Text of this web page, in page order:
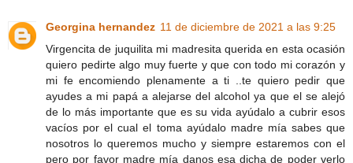
Georgina hernandez 11 de diciembre de 2021 a las 9:25
Virgencita de juquilita mi madresita querida en esta ocasión
quiero pedirte algo muy fuerte y que con todo mi corazón y
mi fe encomiendo plenamente a ti ..te quiero pedir que
ayudes a mi papá a alejarse del alcohol ya que el se alejó
de lo más importante que es su vida ayúdalo a cubrir esos
vacíos por el cual el toma ayúdalo madre mía sabes que
nosotros lo queremos mucho y siempre estaremos con el
pero por favor madre mía danos esa dicha de poder verlo